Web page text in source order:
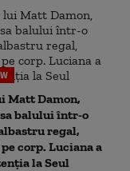
Matt Damon,
balului într-o
regal,
corp. Luciana a
la Seul